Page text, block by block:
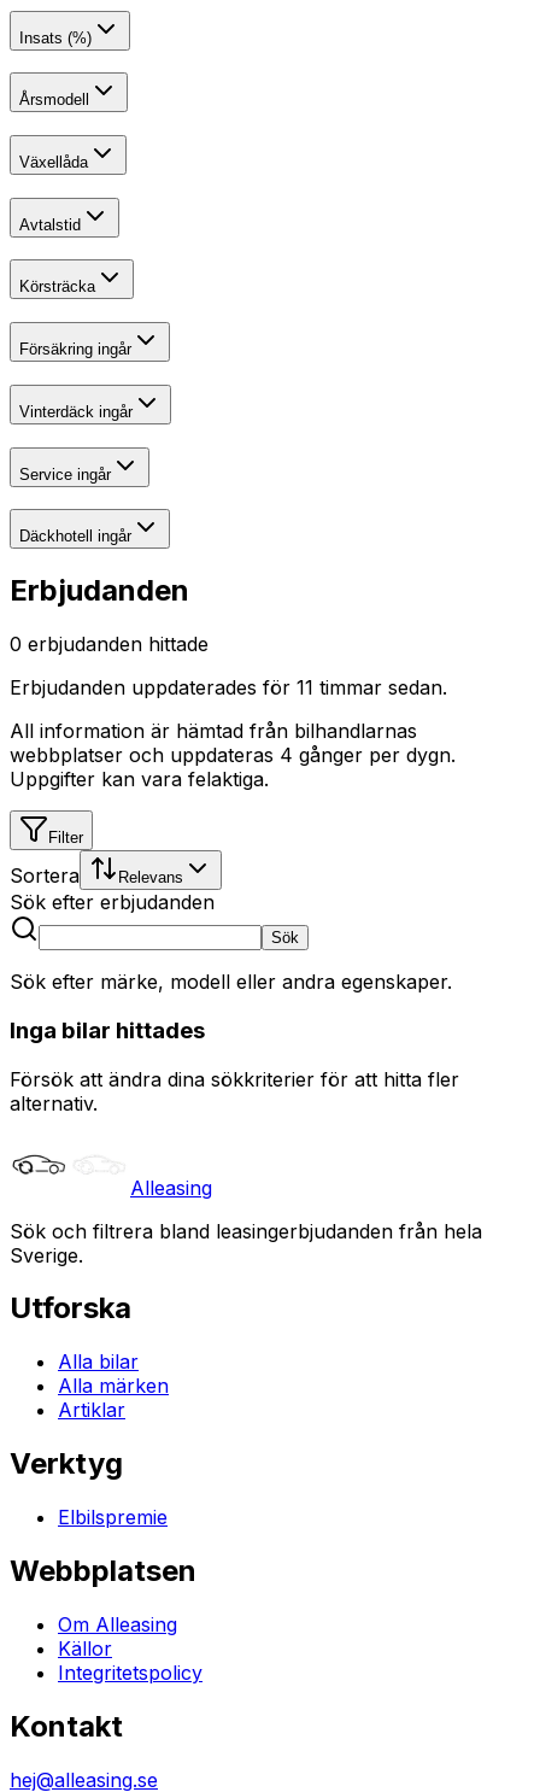
Insats (%)
Årsmodell
Växellåda
Avtalstid
Körsträcka
Försäkring ingår
Vinterdäck ingår
Service ingår
Däckhotell ingår
Erbjudanden
0 erbjudanden hittade
Erbjudanden uppdaterades för 11 timmar sedan.
All information är hämtad från bilhandlarnas
webbplatser och uppdateras 4 gånger per dygn.
Uppgifter kan vara felaktiga.
Filter
Sortera Relevans
Sök efter erbjudanden
Sök
Sök efter märke, modell eller andra egenskaper.
Inga bilar hittades
Försök att ändra dina sökkriterier för att hitta fler
alternativ.
Alleasing
Sök och filtrera bland leasingerbjudanden från hela
Sverige.
Utforska
Alla bilar
Alla märken
Artiklar
Verktyg
Elbilspremie
Webbplatsen
Om Alleasing
Källor
Integritetspolicy
Kontakt
hej@alleasing.se